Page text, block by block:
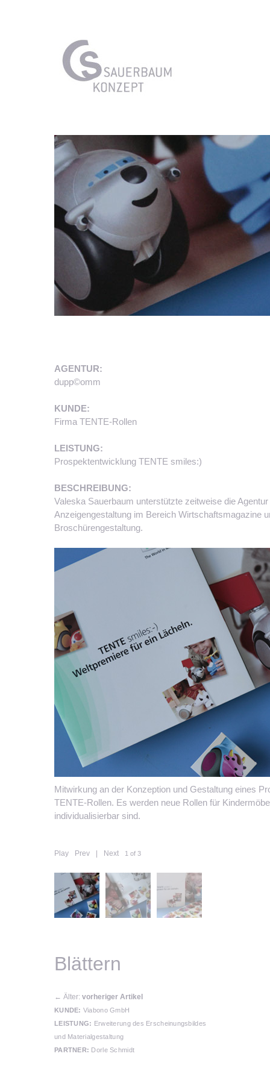
AGENTUR:
dupp©omm
KUNDE:
Firma TENTE-Rollen
LEISTUNG:
Prospektentwicklung TENTE smiles:)
BESCHREIBUNG:
Valeska Sauerbaum unterstützte zeitweise die
Anzeigengestaltung im Bereich Wirtschaftsmagazine
Broschürengestaltung.
Mitwirkung an der Konzeption und Gestaltung eines
TENTE-Rollen. Es werden neue Rollen für
individualisierbar sind.
Play Prev Next 1 of 3
Blättern
← Älter: vorheriger Artikel
KUNDE: Viabono GmbH
LEISTUNG: Erweiterung des Erscheinungsbildes
und Materialgestaltung
PARTNER: Dorle Schmidt